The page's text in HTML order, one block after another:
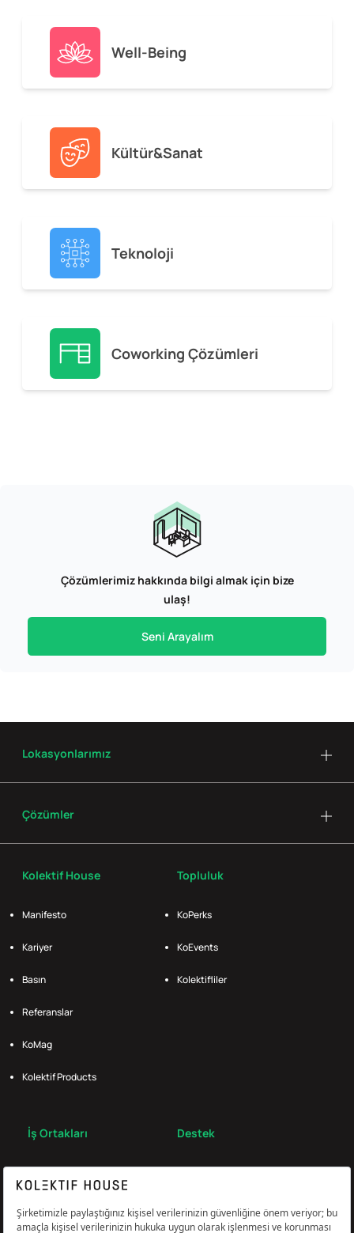
Well-Being
Kültür&Sanat
Teknoloji
Coworking Çözümleri
Çözümlerimiz hakkında bilgi almak için bize
ulaş!
Seni Arayalım
Kolektif House
Manifesto
Kariyer
Basın
Referanslar
KoMag
Kolektif Products
Topluluk
KoPerks
KoEvents
Kolektifliler
İş Ortakları Destek
Lokasyonlarımız
Çözümler